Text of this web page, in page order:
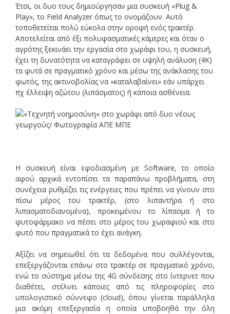
Έτσι, οι δυο τους δημιούργησαν μια συσκευή «Plug &
Play», το Field Analyzer όπως το ονομάζουν. Αυτό
τοποθετείται πολύ εύκολα στην οροφή ενός τρακτέρ.
Αποτελείται από έξι πολυφασματικές κάμερες και όταν ο
αγρότης ξεκινάει την εργασία στο χωράφι του, η συσκευή,
έχει τη δυνατότητα να καταγράφει σε υψηλή ανάλυση (4Κ)
τα φυτά σε πραγματικό χρόνο και μέσω της ανάκλασης του
φωτός, της ακτινοβολίας να «καταλαβαίνει» εάν υπάρχει
πχ έλλειψη αζώτου (λιπάσματος) ή κάποια ασθένεια.
Η συσκευή είναι εφοδιασμένη με Software, το οποίο
αφού αρχικά εντοπίσει τα παραπάνω προβλήματα, στη
συνέχεια ρυθμίζει τις ενέργειες που πρέπει να γίνουν στο
πίσω μέρος του τρακτέρ, (στο λιπαντήρα ή στο
λιπασματοδιανομένα), προκειμένου το λίπασμα ή το
φυτοφάρμακο να πέσει στο μέρος του χωραφιού και στο
φυτό που πραγματικά το έχει ανάγκη.
Αξίζει να σημειωθεί ότι τα δεδομένα που συλλέγονται,
επεξεργάζονται επάνω στο τρακτέρ σε πραγματικό χρόνο,
ενώ το σύστημα μέσω της 4G σύνδεσης στο ίντερνετ που
διαθέτει, στέλνει κάποιες από τις πληροφορίες στο
υπολογιστικό σύννεφο (cloud), όπου γίνεται παράλληλα
μια ακόμη επεξεργασία η οποία υποβοηθά την όλη